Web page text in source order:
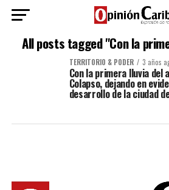
All posts tagged "Con la
TERRITORIO & PODER 3 años
Con la primera lluvia del
Colapso, dejando en
desarrollo de la ciudad